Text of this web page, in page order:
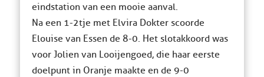
eindstation van een mooie aanval.
Na een 1-2tje met Elvira Dokter scoorde
Elouise van Essen de 8-0. Het slotakkoord was
voor Jolien van Looijengoed, die haar eerste
doelpunt in Oranje maakte en de 9-0